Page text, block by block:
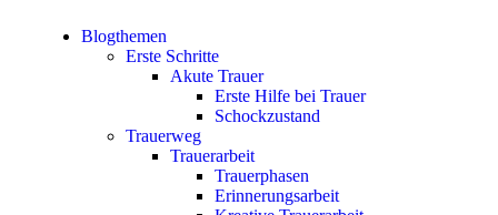
Blogthemen
Erste Schritte
Akute Trauer
Erste Hilfe bei Trauer
Schockzustand
Trauerweg
Trauerarbeit
Trauerphasen
Erinnerungsarbeit